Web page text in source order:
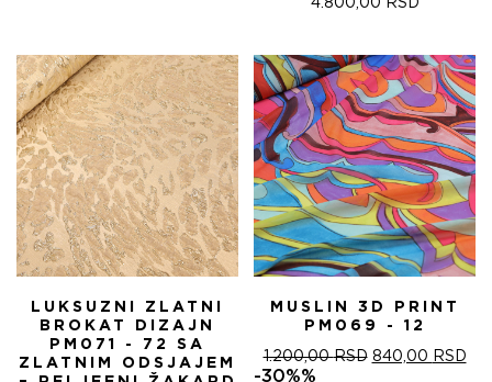
4.800,00 RSD
LUKSUZNI ZLATNI
BROKAT DIZAJN
PM071 - 72 SA
ZLATNIM ODSJAJEM
MUSLIN 3D PRINT
PM069 - 12
1.200,00RSD ОРИГИНАЛНА
840,00 RSD
-30%%